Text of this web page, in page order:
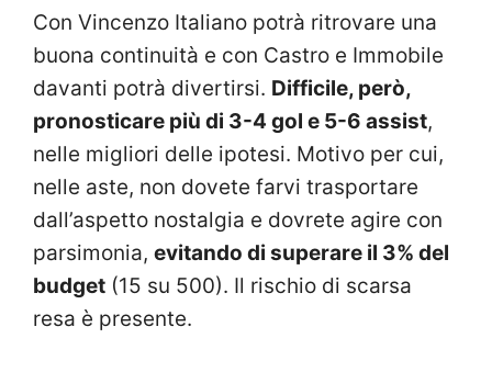
Con Vincenzo Italiano potrà ritrovare una
buona continuità e con Castro e Immobile
davanti potrà divertirsi. Difficile, però,
pronosticare più di 3-4 gol e 5-6 assist,
nelle migliori delle ipotesi. Motivo per cui,
nelle aste, non dovete farvi trasportare
dall’aspetto nostalgia e dovrete agire con
parsimonia, evitando di superare il 3% del
budget (15 su 500). Il rischio di scarsa
resa è presente.